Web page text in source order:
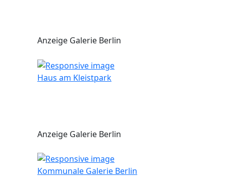
Anzeige Galerie Berlin
Haus am Kleistpark
Anzeige Galerie Berlin
Kommunale Galerie Berlin